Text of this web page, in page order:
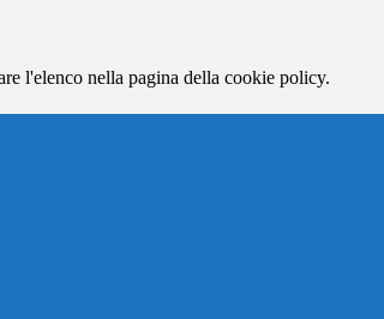
l'elenco nella pagina della cookie policy.